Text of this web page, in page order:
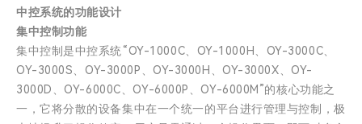
中控系统的功能设计
集中控制功能
集中控制是中控系统“OY-1000C、OY-1000H、OY-3000C、
OY-3000S、OY-3000P、OY-3000H、OY-3000X、OY-
3000D、OY-6000C、OY-6000P、OY-6000M”的核心功能之
一，它将分散的设备集中在一个统一的平台进行管理与控制，极